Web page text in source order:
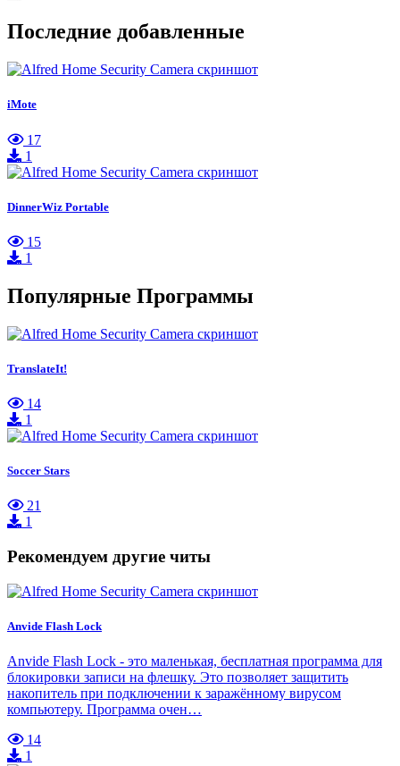
Последние добавленные
iMote
17
1
DinnerWiz Portable
15
1
Популярные Программы
TranslateIt!
14
1
Soccer Stars
21
1
Рекомендуем другие читы
Anvide Flash Lock
Anvide Flash Lock - это маленькая, бесплатная программа для
блокировки записи на флешку. Это позволяет защитить
накопитель при подключении к заражённому вирусом
компьютеру. Программа очен…
14
1